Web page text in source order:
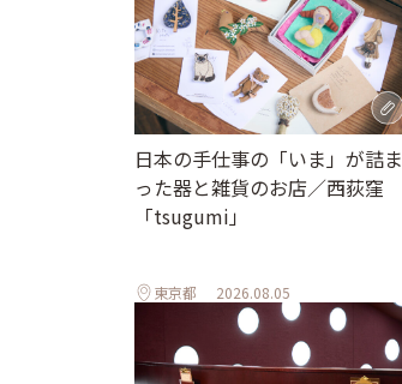
日本の手仕事の「いま」が詰ま
った器と雑貨のお店／西荻窪
「tsugumi」
東京都 2026.08.05